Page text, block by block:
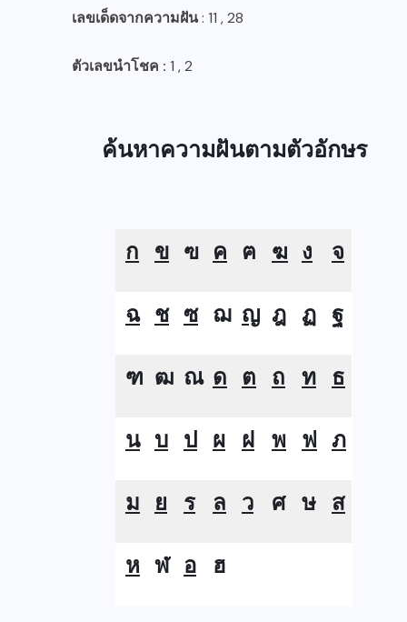
เลขเด็ดจากความฝัน: 11 , 28
ตัวเลขนำโชค : 1 , 2
ค้นหาความฝันตามตัวอักษร
ก ข ฃ ค ฅ ฆ ง จ
ฉ ช ซ ฌ ญ ฎ ฏ ฐ
ฑ ฒ ณ ด ต ถ ท ธ
น บ ป ผ ฝ พ ฟ ภ
ม ย ร ล ว ศ ษ ส
ห ฬ อ ฮ